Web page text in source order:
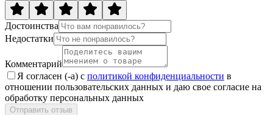
Достоинства
Недостатки
Комментарий
Я согласен (-а) с политикой конфиденциальности в
отношении пользовательских данных и даю свое согласие на
обработку персональных данных
Отправить отзыв